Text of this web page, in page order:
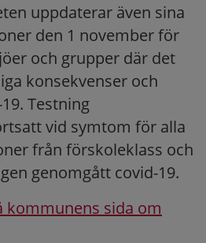
uppdaterar även sina
den 1 november för
och grupper där det
konsekvenser och
Testning
vid symtom för alla
från förskoleklass och
genomgått covid-19.
sida om